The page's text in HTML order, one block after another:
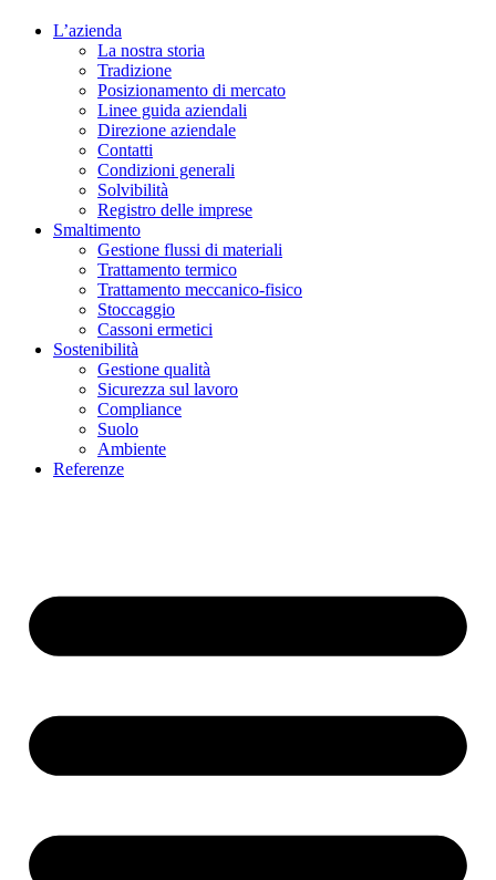
L’azienda
La nostra storia
Tradizione
Posizionamento di mercato
Linee guida aziendali
Direzione aziendale
Contatti
Condizioni generali
Solvibilità
Registro delle imprese
Smaltimento
Gestione flussi di materiali
Trattamento termico
Trattamento meccanico-fisico
Stoccaggio
Cassoni ermetici
Sostenibilità
Gestione qualità
Sicurezza sul lavoro
Compliance
Suolo
Ambiente
Referenze